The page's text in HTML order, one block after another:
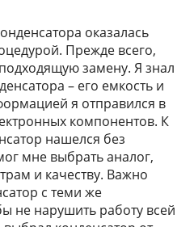
оказалась
Прежде всего,
замену. Я знал
– его емкость и
я отправился в
компонентов. К
нашелся без
мне выбрать аналог,
и качеству. Важно
с теми же
не нарушить работу всей